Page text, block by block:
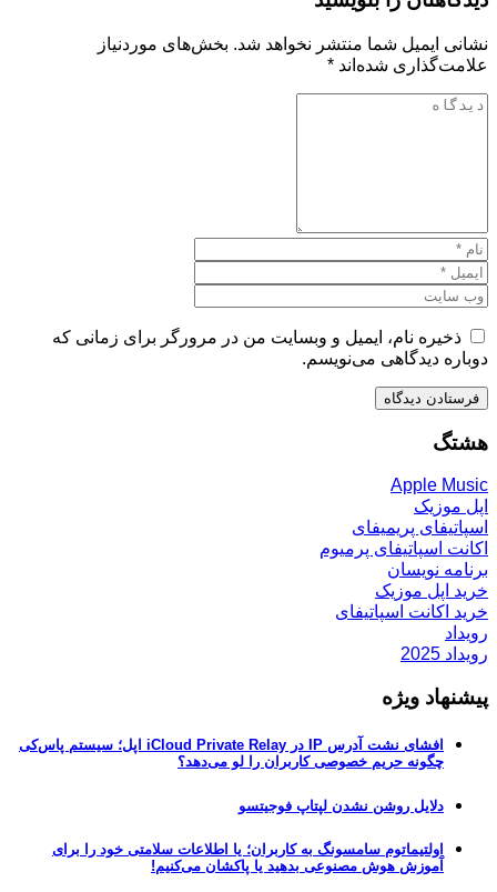
نشانی ایمیل شما منتشر نخواهد شد. بخش‌های موردنیاز
علامت‌گذاری شده‌اند *
ذخیره نام، ایمیل و وبسایت من در مرورگر برای زمانی که
دوباره دیدگاهی می‌نویسم.
هشتگ
Apple Music
اپل موزیک
اسپاتیفای پریمیفای
اکانت اسپاتیفای پرمیوم
برنامه نویسان
خرید اپل موزیک
خرید اکانت اسپاتیفای
رویداد
رویداد 2025
پیشنهاد ویژه
افشای نشت آدرس IP در iCloud Private Relay اپل؛ سیستم پاس‌کی
چگونه حریم خصوصی کاربران را لو می‌دهد؟
دلایل روشن نشدن لپتاپ فوجیتسو
اولتیماتوم سامسونگ به کاربران؛ یا اطلاعات سلامتی خود را برای
آموزش هوش مصنوعی بدهید یا پاکشان می‌کنیم!